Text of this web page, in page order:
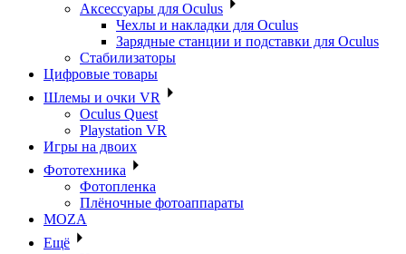
Аксессуары для Oculus
Чехлы и накладки для Oculus
Зарядные станции и подставки для Oculus
Стабилизаторы
Цифровые товары
Шлемы и очки VR
Oculus Quest
Playstation VR
Игры на двоих
Фототехника
Фотопленка
Плёночные фотоаппараты
MOZA
Ещё